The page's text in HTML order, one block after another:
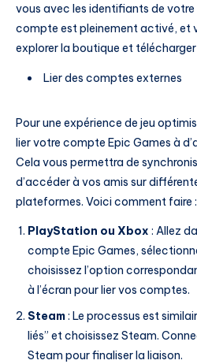
vous avec les identifiants de
compte est pleinement activé, et
explorer la boutique et télécharger
Lier des comptes externes
Pour une expérience de jeu
lier votre compte Epic Games à
Cela vous permettra de
d’accéder à vos amis sur
plateformes. Voici comment faire :
PlayStation ou Xbox : Allez
compte Epic Games,
choisissez l’option
à l’écran pour lier vos comptes.
Steam: Le processus est
liés” et choisissez Steam.
Steam pour finaliser la liaison.